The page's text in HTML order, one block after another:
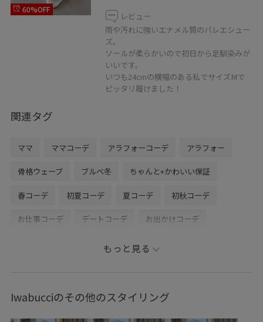
60%OFF
レビュー
雨や汚れに強いエナメル質のバレエシュー
ズ。
ソールが柔らかいので初日から足馴染みが
いいです。
いつも24cmの横幅のある私でサイズMで
ピッタリ履けました！
関連タグ
ママ ママコーデ アラフォーコーデ アラフォー
骨格ウェーブ ブルベ冬 ちゃんと+かわいい保証
春コーデ 初夏コーデ 夏コーデ 初秋コーデ
お仕事コーデ デートコーデ お出かけコーデ
推し活コーデ 女子会コーデ
スカートスタイル 体型カバー ワントーンコーデ
もっと見る
Iwabucciのその他のスタイリング